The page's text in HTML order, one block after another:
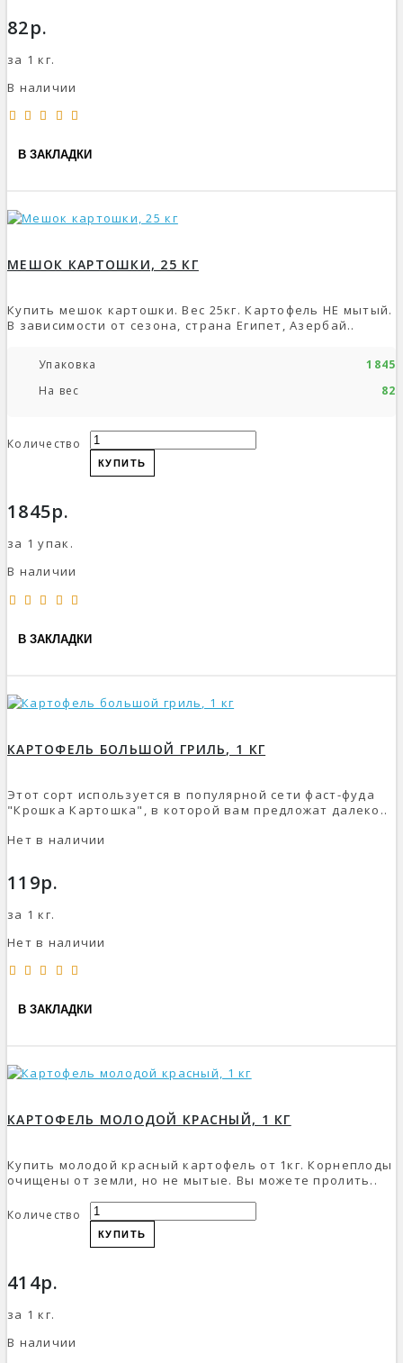
82р.
за 1 кг.
В наличии
В ЗАКЛАДКИ
МЕШОК КАРТОШКИ, 25 КГ
Купить мешок картошки. Вес 25кг. Картофель НЕ мытый.
В зависимости от сезона, страна Египет, Азербай..
Упаковка
На вес
Количество
КУПИТЬ
1845р.
за 1 упак.
В наличии
В ЗАКЛАДКИ
КАРТОФЕЛЬ БОЛЬШОЙ ГРИЛЬ, 1 КГ
Этот сорт используется в популярной сети фаст-фуда
"Крошка Картошка", в которой вам предложат далеко..
Нет в наличии
119р.
за 1 кг.
Нет в наличии
В ЗАКЛАДКИ
КАРТОФЕЛЬ МОЛОДОЙ КРАСНЫЙ, 1 КГ
Купить молодой красный картофель от 1кг. Корнеплоды
очищены от земли, но не мытые. Вы можете пролить..
Количество
КУПИТЬ
414р.
за 1 кг.
В наличии